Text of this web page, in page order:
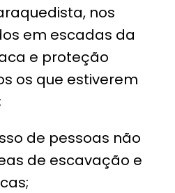
nos
em escadas da
e proteção
os que estiverem
de pessoas não
de escavação e